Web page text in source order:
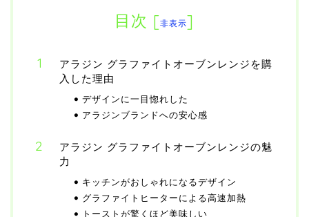
目次 [非表示]
アラジン グラファイトオーブンレンジを購
入した理由
デザインに一目惚れした
アラジンブランドへの安心感
アラジン グラファイトオーブンレンジの魅
力
キッチンがおしゃれになるデザイン
グラファイトヒーターによる高速加熱
トーストが驚くほど美味しい